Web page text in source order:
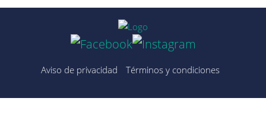
Aviso de privacidad Términos y condiciones